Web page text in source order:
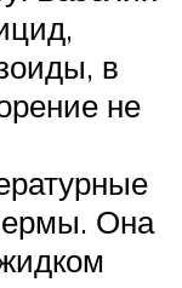
в
не
Она